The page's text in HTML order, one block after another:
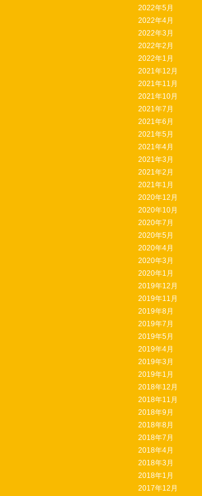
2022年5月
2022年4月
2022年3月
2022年2月
2022年1月
2021年12月
2021年11月
2021年10月
2021年7月
2021年6月
2021年5月
2021年4月
2021年3月
2021年2月
2021年1月
2020年12月
2020年10月
2020年7月
2020年5月
2020年4月
2020年3月
2020年1月
2019年12月
2019年11月
2019年8月
2019年7月
2019年5月
2019年4月
2019年3月
2019年1月
2018年12月
2018年11月
2018年9月
2018年8月
2018年7月
2018年4月
2018年3月
2018年1月
2017年12月